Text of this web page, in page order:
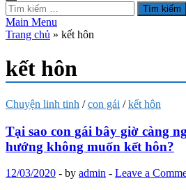
Tìm
kiếm
cho:
Main Menu
Trang chủ » kết hôn
kết hôn
Chuyện linh tinh /con gái /kết hôn
Tại sao con gái bây giờ càng
hướng không muốn kết hôn?
12/03/2020 - by admin - Leave a